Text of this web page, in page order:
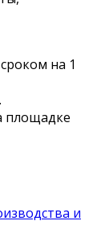
на 1
площадке